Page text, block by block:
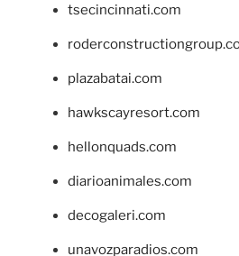
tsecincinnati.com
plazabatai.com
hawkscayresort.com
hellonquads.com
diarioanimales.com
decogaleri.com
unavozparadios.com